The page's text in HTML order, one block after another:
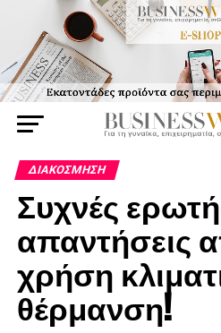
ΔΙΑΚΌΣΜΗΣΗ
Συχνές
απαντήσεις
χρήση
θέρμανση!